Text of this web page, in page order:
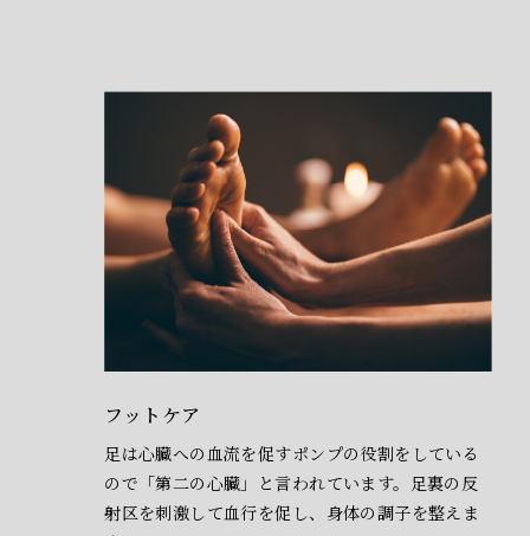
フットケア
足は心臓への血流を促すポンプの役割をしている
ので「第二の心臓」と言われています。足裏の反
射区を刺激して血行を促し、身体の調子を整えま